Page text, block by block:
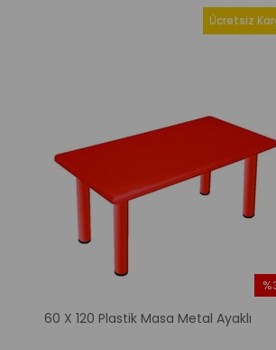
60 X 120 Plastik Masa Metal Ayaklı
Ücretsiz